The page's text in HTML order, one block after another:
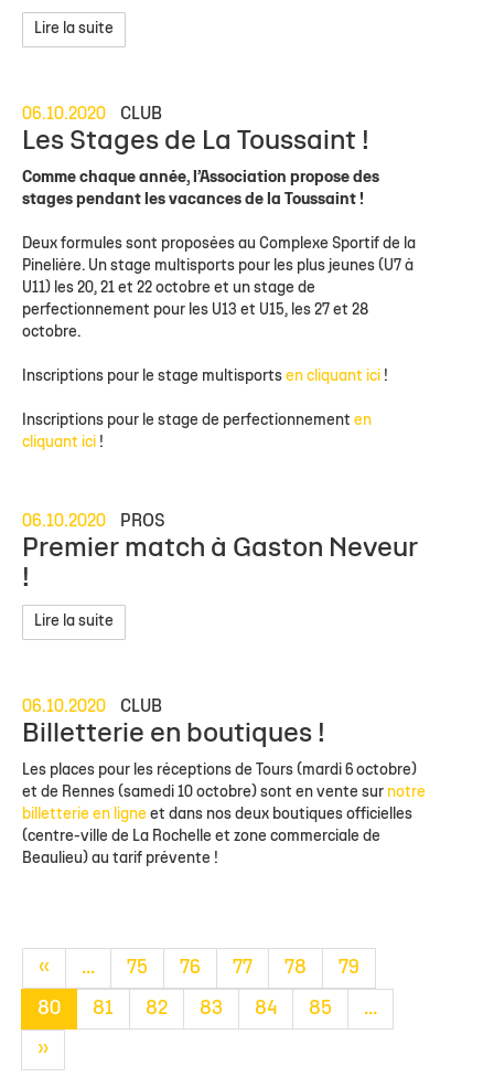
Lire la suite
06.10.2020 CLUB
Les Stages de La Toussaint !
Comme chaque année, l’Association propose des
stages pendant les vacances de la Toussaint !
Deux formules sont proposées au Complexe Sportif de la
Pinelière. Un stage multisports pour les plus jeunes (U7 à
U11) les 20, 21 et 22 octobre et un stage de
perfectionnement pour les U13 et U15, les 27 et 28
octobre.
Inscriptions pour le stage multisports en cliquant ici !
Inscriptions pour le stage de perfectionnement en
cliquant ici !
06.10.2020 PROS
Premier match à Gaston Neveur
!
Lire la suite
06.10.2020 CLUB
Billetterie en boutiques !
Les places pour les réceptions de Tours (mardi 6 octobre)
et de Rennes (samedi 10 octobre) sont en vente sur notre
billetterie en ligne et dans nos deux boutiques officielles
(centre-ville de La Rochelle et zone commerciale de
Beaulieu) au tarif prévente !
« ... 75 76 77 78 79
80 81 82 83 84 85 ...
»